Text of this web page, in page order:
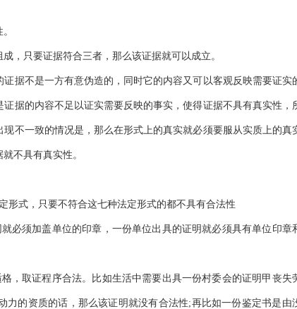
，只要证据符合三者，那么该证据就可以成立。
据不是一方有意伪造的，同时它的内容又可以客观反映需要证实
据的内容不足以证实需要反映的事实，使得证据不具有真实性，
不一致的情况是，那么在形式上的真实就必须要服从实质上的真
不具有真实性。
形式，只要不符合这七种法定形式的都不具有合法性
必须加盖单位的印章，一份单位出具的证明就必须具有单位印章
，取证程序合法。比如生活中需要出具一份村委会的证明甲丧失
力的资质的话，那么该证明就没有合法性;再比如一份鉴定书是由